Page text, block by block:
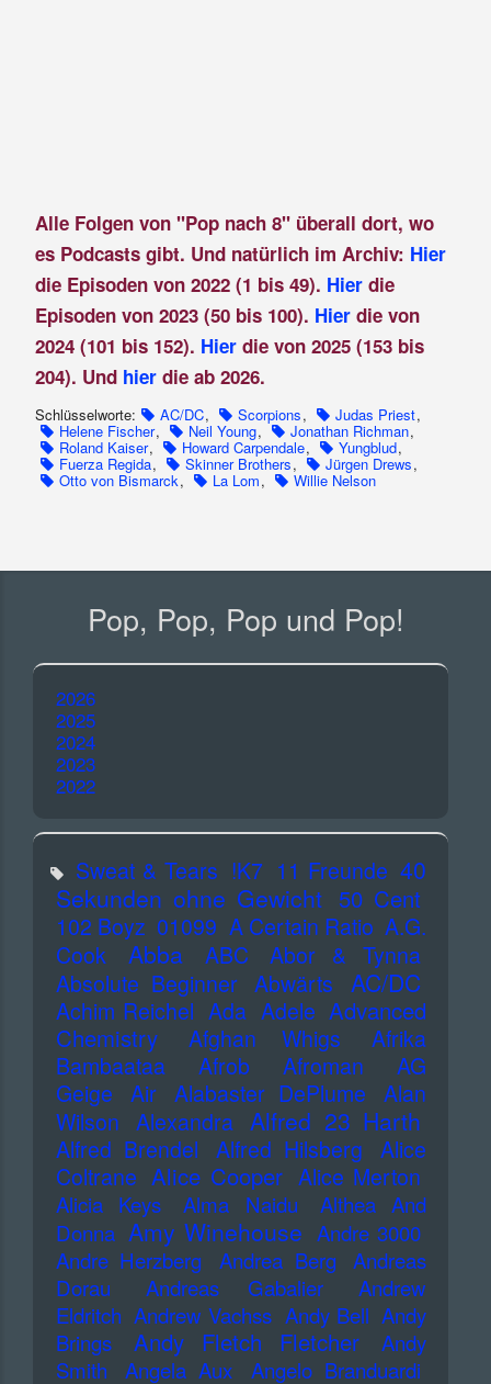
Alle Folgen von "Pop nach 8" überall dort, wo
es Podcasts gibt. Und natürlich im Archiv: Hier
die Episoden von 2022 (1 bis 49). Hierdie
Episoden von 2023 (50 bis 100). Hier die von
2024 (101 bis 152). Hier die von 2025 (153 bis
204). Und hier die ab 2026.
Schlüsselworte: AC/DC, Scorpions, Judas Priest,
Helene Fischer, Neil Young, Jonathan Richman,
Roland Kaiser, Howard Carpendale, Yungblud,
Fuerza Regida, Skinner Brothers, Jürgen Drews,
Otto von Bismarck, La Lom, Willie Nelson
Pop, Pop, Pop und Pop!
2026
2025
2024
2023
2022
Sweat & Tears !K7 11 Freunde 40
Sekunden ohne Gewicht 50 Cent
102 Boyz 01099 A Certain Ratio A.G.
Cook
Abba ABC
Abor & Tynna
Absolute Beginner Abwärts AC/DC
Achim Reichel Ada Adele Advanced
Chemistry
Afghan Whigs
Afrika
Bambaataa
Afrob Afroman
AG
Geige
Air Alabaster DePlume
Alan
Wilson Alexandra Alfred 23 Harth
Alfred Brendel Alfred Hilsberg
Alice
Coltrane Alice Cooper Alice Merton
Alicia Keys Alma Naidu
Althea And
Donna Amy Winehouse Andre 3000
Andre Herzberg
Andrea Berg
Andreas
Dorau
Andreas Gabalier
Andrew
Eldritch Andrew Vachss Andy Bell Andy
Brings
Andy Fletch Fletcher
Andy
Smith
Angela Aux
Angelo Branduardi